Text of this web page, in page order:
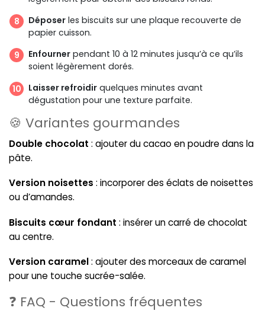
Déposer les biscuits sur une plaque recouverte de
papier cuisson.
Enfourner pendant 10 à 12 minutes jusqu’à ce qu’ils
soient légèrement dorés.
Laisser refroidir quelques minutes avant
dégustation pour une texture parfaite.
🍪 Variantes gourmandes
Double chocolat : ajouter du cacao en poudre dans la
pâte.
Version noisettes : incorporer des éclats de noisettes
ou d’amandes.
Biscuits cœur fondant : insérer un carré de chocolat
au centre.
Version caramel: ajouter des morceaux de caramel
pour une touche sucrée-salée.
❓ FAQ - Questions fréquentes